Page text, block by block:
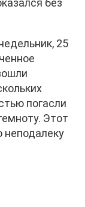
без
25
погасли
Этот
неподалеку